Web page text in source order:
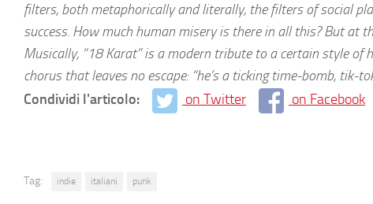
filters, both metaphorically and literally, the filters of social
success. How much human misery is there in all this? But at
Musically, “18 Karat” is a modern tribute to a certain style of
chorus that leaves no escape: “he’s a ticking time-bomb, tik-
Condividi l'articolo:
on Twitter on Facebook
Tag: indie italiani punk